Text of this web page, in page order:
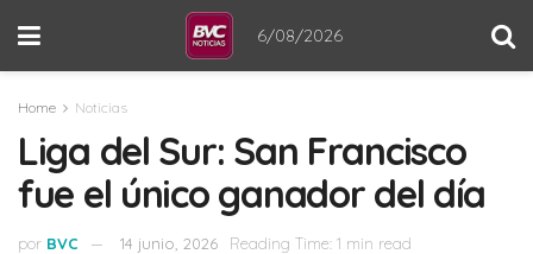
6/08/2026
Home Noticias
Liga del Sur: San Francisco
fue el único ganador del día
por BVC 14 junio, 2026 Reading Time: 1 min read